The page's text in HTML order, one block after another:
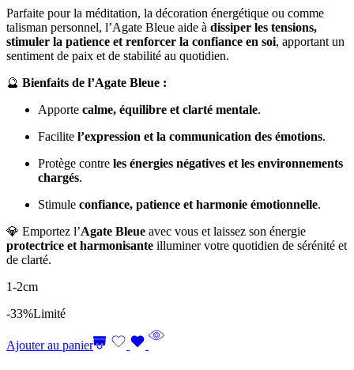
Parfaite pour la méditation, la décoration énergétique ou comme
talisman personnel, l’Agate Bleue aide à dissiper les tensions,
stimuler la patience et renforcer la confiance en soi, apportant un
sentiment de paix et de stabilité au quotidien.
🔮 Bienfaits de l’Agate Bleue :
Apporte calme, équilibre et clarté mentale.
Facilite l’expression et la communication des émotions.
Protège contre les énergies négatives et les environnements
chargés.
Stimule confiance, patience et harmonie émotionnelle.
💎 Emportez l’Agate Bleue avec vous et laissez son énergie
protectrice et harmonisante illuminer votre quotidien de sérénité et
de clarté.
1-2cm
-33%Limité
Ajouter au panier